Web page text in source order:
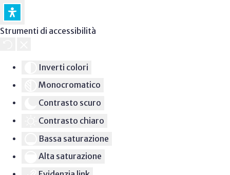
Strumenti di accessibilità
Inverti colori
Monocromatico
Contrasto scuro
Contrasto chiaro
Bassa saturazione
Alta saturazione